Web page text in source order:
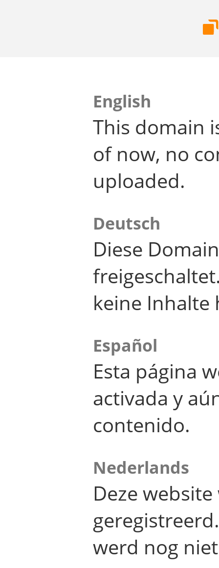
English
This domain
of now, no
uploaded.
Deutsch
Diese
keine Inhalte
Español
Esta página
activada y
contenido.
Nederlands
Deze
werd nog